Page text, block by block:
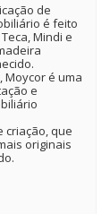
de
é feito
Mindi e
Moycor é uma
e
criação, que
originais